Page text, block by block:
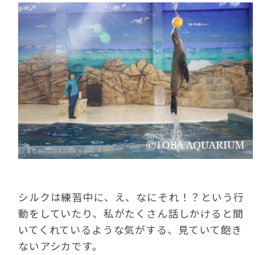
シルクは練習中に、え、なにそれ！？という行
動をしていたり、私がたくさん話しかけると聞
いてくれているような気がする、見ていて飽き
ないアシカです。